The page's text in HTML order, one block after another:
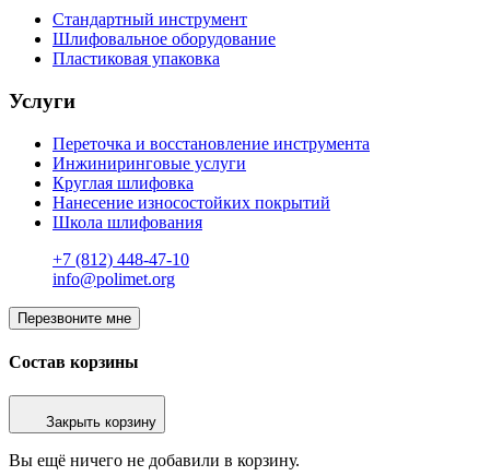
Стандартный инструмент
Шлифовальное оборудование
Пластиковая упаковка
Услуги
Переточка и восстановление инструмента
Инжиниринговые услуги
Круглая шлифовка
Нанесение износостойких покрытий
Школа шлифования
+7 (812) 448-47-10
info@polimet.org
Перезвоните мне
Состав корзины
Закрыть корзину
Вы ещё ничего не добавили в корзину.